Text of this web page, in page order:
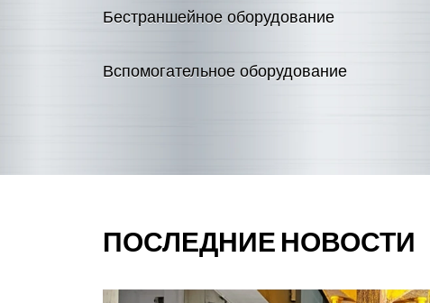
Больше
Бестраншейное оборудование
Больше
Вспомогательное оборудование
ПОСЛЕДНИЕ НОВОСТИ